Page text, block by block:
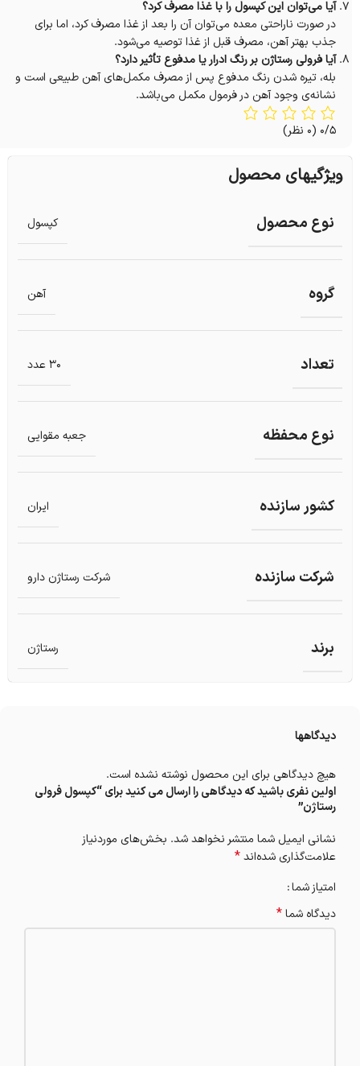
آیا می‌توان این کپسول را با غذا مصرف کرد؟
در صورت ناراحتی معده می‌توان آن را بعد از غذا مصرف کرد، اما برای
جذب بهتر آهن، مصرف قبل از غذا توصیه می‌شود.
آیا فرولی رستاژن بر رنگ ادرار یا مدفوع تأثیر دارد؟
بله، تیره شدن رنگ مدفوع پس از مصرف مکمل‌های آهن طبیعی است و
نشانه‌ی وجود آهن در فرمول مکمل می‌باشد.
0/5 (0 نظر)
ویژگیهای محصول
نوع محصول کپسول
گروه آهن
تعداد 30 عدد
نوع محفظه جعبه مقوایی
کشور سازنده ایران
شرکت سازنده شرکت رستاژن دارو
برند رستاژن
دیدگاهها
هیچ دیدگاهی برای این محصول نوشته نشده است.
اولین نفری باشید که دیدگاهی را ارسال می کنید برای “کپسول فرولی
رستاژن”
نشانی ایمیل شما منتشر نخواهد شد. بخش‌های موردنیاز
علامت‌گذاری شده‌اند*
امتیاز شما
دیدگاه شما*